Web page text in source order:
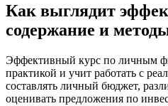
Как выглядит
содержание и
Эффективный курс по личным
практикой и учит работать с
составлять личный бюджет,
оценивать предложения по